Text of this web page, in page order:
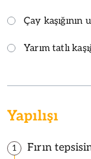
Çay kaşığının
Yarım tatlı
Yapılışı
1
Fırın